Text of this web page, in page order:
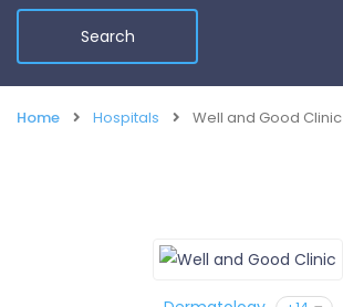
Home Hospitals Well and Good Clinic